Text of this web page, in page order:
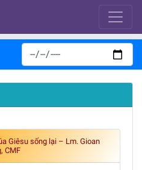
Giêsu sống lại – Lm. Gioan
CMF